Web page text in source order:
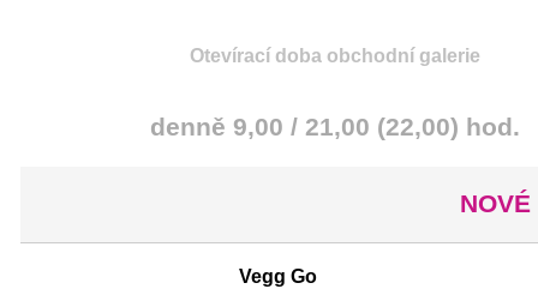
Otevírací doba obchodní galerie
denně 9,00 / 21,00 (22,00) hod.
Vegg Go